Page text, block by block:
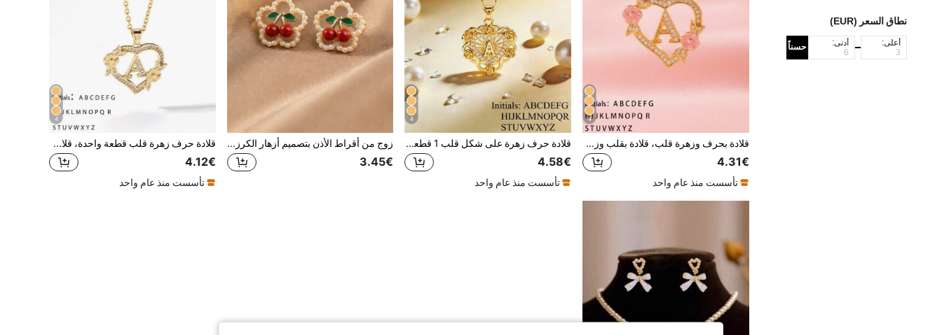
نطاق السعر (EUR)
أعلى: أدنى: حسناً
4
قلادة بحرف وزهرة قلب، قلادة بقلب وزهرة وحرف 26 شخصي، مناسب كهدية عيد ميلاد للبنات
4.31€
تأسست منذ عام واحد
4
قلادة حرف زهرة على شكل قلب 1 قطعة، قلادة معلقة حرف زهرة على شكل قلب مخصصة 26 حرف، هدية عيد ميلاد مثالية للفتيات
4.58€
تأسست منذ عام واحد
زوج من أقراط الأذن بتصميم أزهار الكرز الجميلة والرقيقة، مناسبة للفتيات المراهقات للارتداء اليومي والمناسبات
3.45€
4
قلادة حرف زهرة قلب قطعة واحدة، قلادة قلب زهرة مخصصة ب- 26 حرف، مناسبة كهدية عيد ميلاد للفتيات
4.12€
تأسست منذ عام واحد